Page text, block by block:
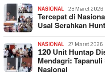
NASIONAL 28 Maret 2026
Tercepat di
Usai Serahkan
NASIONAL 27 Maret 2026
120 Unit Huntap
Mendagri:
Nasional